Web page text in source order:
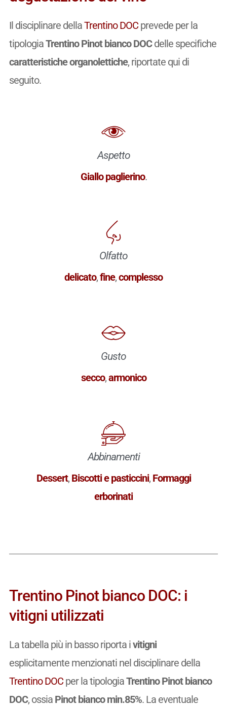
Il disciplinare dellaTrentino DOCprevede per la
tipologiaTrentino Pinot bianco DOCdelle specifiche
caratteristiche organolettiche, riportate qui di
seguito.
Aspetto
Giallo paglierino.
Olfatto
delicato,fine,complesso
Gusto
secco,armonico
Abbinamenti
Dessert, Biscotti e pasticcini, Formaggi
erborinati
Trentino Pinot bianco DOC: i
vitigni utilizzati
La tabella più in basso riporta ivitigni
esplicitamente menzionati nel disciplinare della
Trentino DOCper la tipologiaTrentino Pinot bianco
DOC, ossia Pinot bianco min.85%. La eventuale